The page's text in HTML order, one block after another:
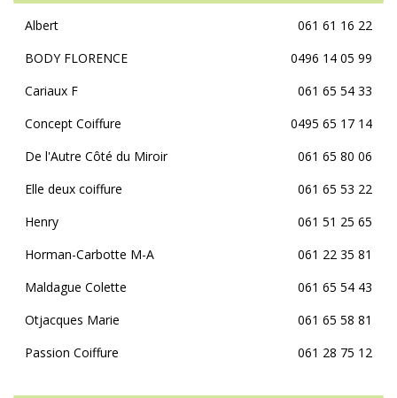
Albert
061 61 16 22
BODY FLORENCE
0496 14 05 99
Cariaux F
061 65 54 33
Concept Coiffure
0495 65 17 14
De l'Autre Côté du Miroir
061 65 80 06
Elle deux coiffure
061 65 53 22
Henry
061 51 25 65
Horman-Carbotte M-A
061 22 35 81
Maldague Colette
061 65 54 43
Otjacques Marie
061 65 58 81
Passion Coiffure
061 28 75 12